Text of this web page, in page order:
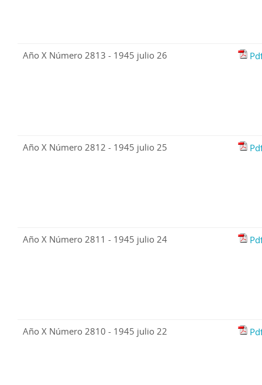
Año X Número 2813 - 1945 julio 26
Año X Número 2812 - 1945 julio 25
Año X Número 2811 - 1945 julio 24
Año X Número 2810 - 1945 julio 22